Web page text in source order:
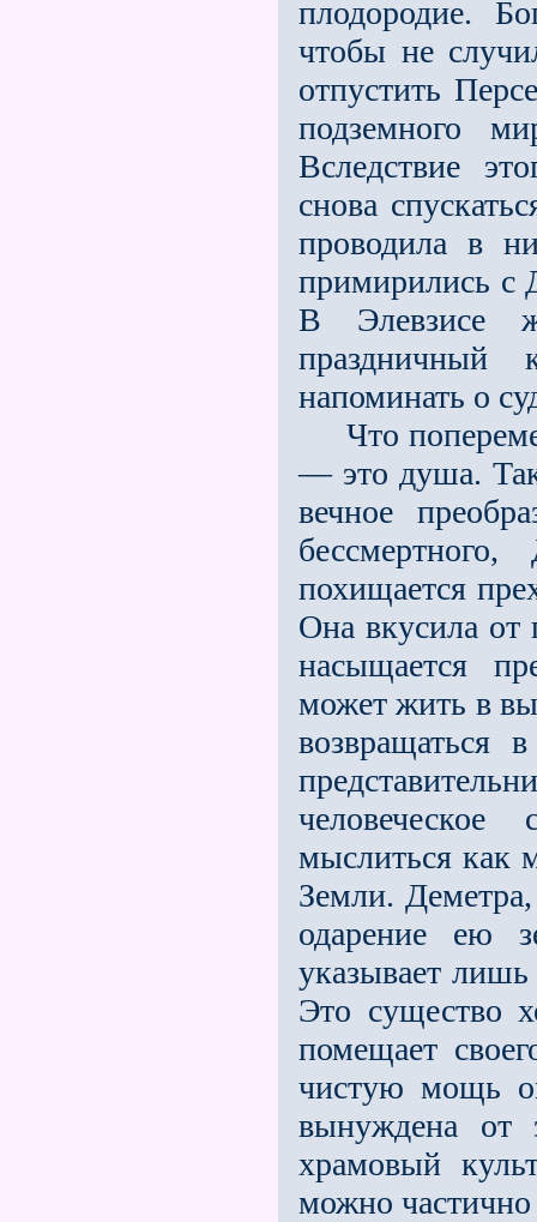
плодородие.
чтобы не
отпустить
подземного
Вследствие
снова
проводила в
примирились с
В Элевзисе
праздничный
напоминать о
Что
— это душа. Так
вечное
похищается
Она вкусила от
насыщается
может жить в
возвращаться
мыслиться как
Земли.
одарение ею
указывает
Это существо
помещает
чистую мощь
вынуждена от
храмовый
можно